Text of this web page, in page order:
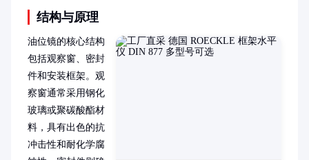
结构与原理
油位镜的核心结构
包括观察窗、密封
件和安装框架。观
察窗通常采用钢化
玻璃或聚碳酸酯材
料，具有出色的抗
冲击性和耐化学腐